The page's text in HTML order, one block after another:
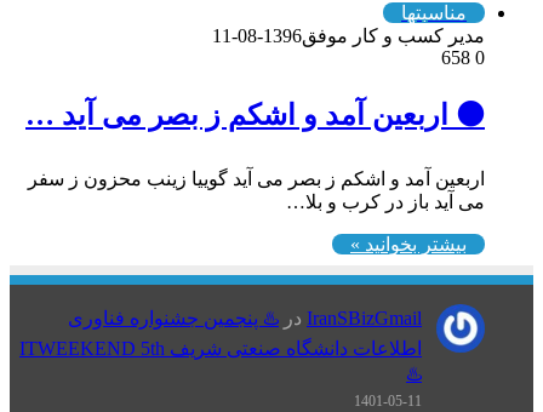
مناسبتها
مدیر کسب و کار موفق1396-08-11
0
⚫️ اربعین آمد و اشکم ز بصر می آید …
اربعین آمد و اشکم ز بصر می آید گوییا زینب محزون ز سفر
می آید باز در کرب و بلا…
بیشتر بخوانید »
IranSBizGmail در ♨️ پنجمین جشنواره فناوری
اطلاعات دانشگاه صنعتی شریف ITWEEKEND 5th
♨️
1401-05-11